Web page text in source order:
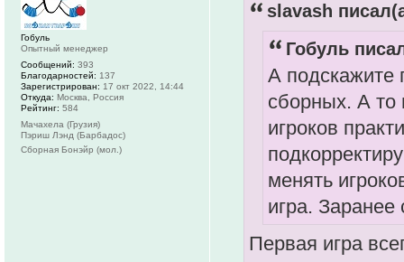
slavash
Гобуль
А подскажите
сборных. А то
игроков
менять
игра. Заранее
Первая игра
Гобуль
Опытный менеджер
Сообщений: 393
Благодарностей: 137
Зарегистрирован: 17 окт 2022, 14:44
Откуда: Москва, Россия
Рейтинг: 584
Мачахела (Грузия)
Пэриш Лэнд (Барбадос)
Сборная Бонэйр (мол.)